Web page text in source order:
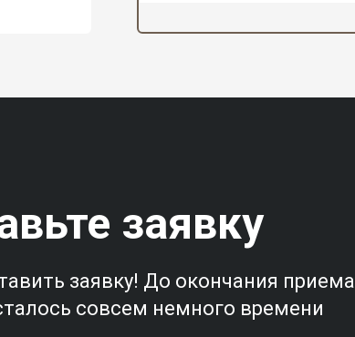
заявку
заявку! До окончания приема
совсем немного времени